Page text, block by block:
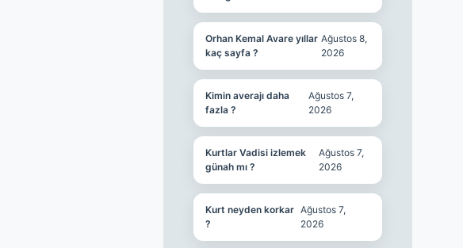
Orhan Kemal Avare yıllar
kaç sayfa ?
Ağustos 8,
2026
Kimin averajı daha
fazla ?
Ağustos 7,
2026
Kurtlar Vadisi izlemek
günah mı ?
Ağustos 7,
2026
Kurt neyden korkar
?
Ağustos 7,
2026